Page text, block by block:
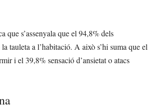
que s’assenyala que el 94,8% dels
tauleta a l’habitació. A això s’hi suma que el
i el 39,8% sensació d’ansietat o atacs